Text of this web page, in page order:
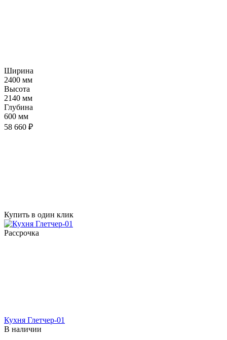
Ширина
2400 мм
Высота
2140 мм
Глубина
600 мм
58 660 ₽
Купить в один клик
Рассрочка
Кухня Глетчер-01
В наличии